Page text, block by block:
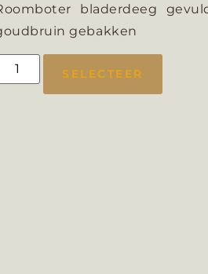
bladerdeeg
gebakken
SELECTEER